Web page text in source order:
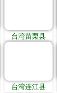
台湾苗栗县
台湾连江县